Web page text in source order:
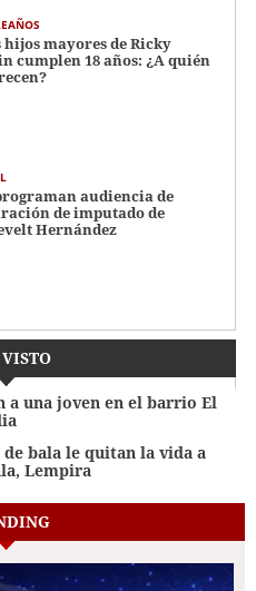
hijos mayores de Ricky
cumplen 18 años: ¿A quién
audiencia de
de imputado de
Hernández
a una joven en el barrio El
bala le quitan la vida a
Lempira